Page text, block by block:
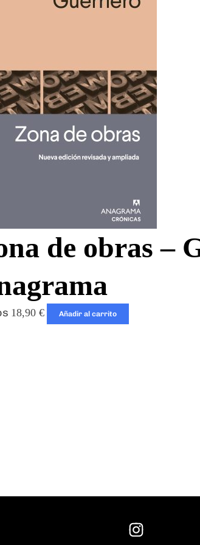
de obras –
18,90 € Añadir al carrito